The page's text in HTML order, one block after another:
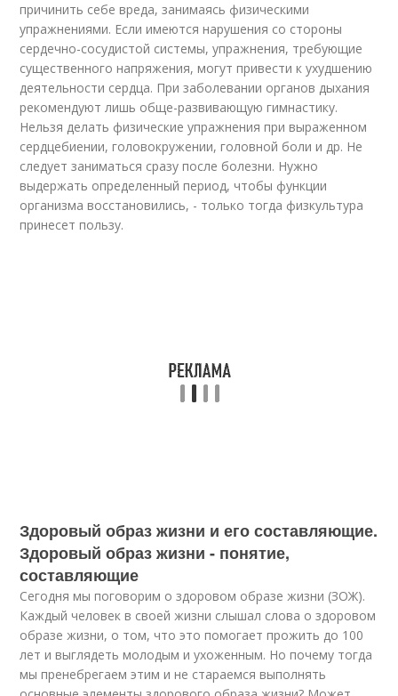
причинить себе вреда, занимаясь физическими
упражнениями. Если имеются нарушения со стороны
сердечно-сосудистой системы, упражнения, требующие
существенного напряжения, могут привести к ухудшению
деятельности сердца. При заболевании органов дыхания
рекомендуют лишь обще-развивающую гимнастику.
Нельзя делать физические упражнения при выраженном
сердцебиении, головокружении, головной боли и др. Не
следует заниматься сразу после болезни. Нужно
выдержать определенный период, чтобы функции
организма восстановились, - только тогда физкультура
принесет пользу.
Здоровый образ жизни и его составляющие.
Здоровый образ жизни - понятие,
составляющие
Сегодня мы поговорим о здоровом образе жизни (ЗОЖ).
Каждый человек в своей жизни слышал слова о здоровом
образе жизни, о том, что это помогает прожить до 100
лет и выглядеть молодым и ухоженным. Но почему тогда
мы пренебрегаем этим и не стараемся выполнять